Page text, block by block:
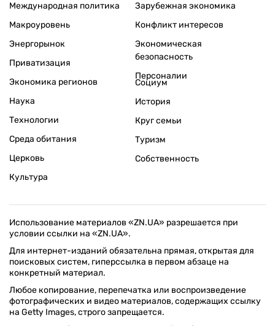
Международная политика
Макроуровень
Энергорынок
Приватизация
Экономика регионов
Зарубежная экономика
Конфликт интересов
Экономическая
безопасность
Персоналии
Наука
Технологии
Среда обитания
Церковь
Культура
Социум
История
Круг семьи
Туризм
Собственность
Использование материалов «ZN.UA» разрешается при
условии ссылки на «ZN.UA».
Для интернет-изданий обязательна прямая, открытая для
поисковых систем, гиперссылка в первом абзаце на
конкретный материал.
Любое копирование, перепечатка или воспроизведение
фотографических и видео материалов, содержащих ссылку
на Getty Images, строго запрещается.